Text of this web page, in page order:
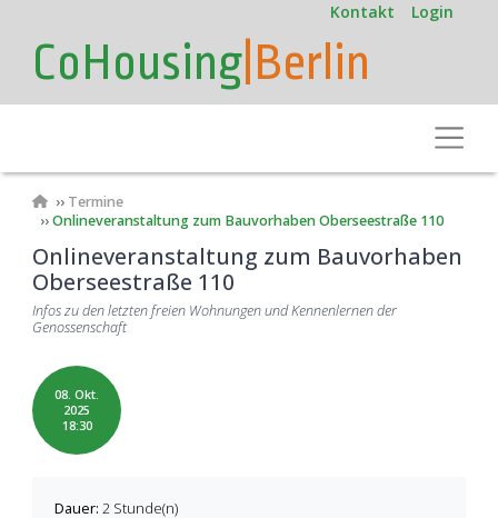
Inhaltaccount
menu
Kontakt Login
CoHousing |Berlin
Pfadnavigation
Termine
Onlineveranstaltung zum Bauvorhaben Oberseestraße 110
Onlineveranstaltung zum Bauvorhaben
Oberseestraße 110
Infos zu den letzten freien Wohnungen und Kennenlernen der
Genossenschaft
08. Okt.
2025
18:30
Dauer: 2 Stunde(n)